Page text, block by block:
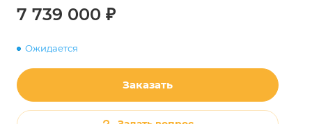
7 739 000 ₽
Ожидается
Заказать